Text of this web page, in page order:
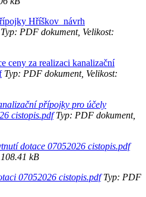
Hříškov_návrh
PDF dokument, Velikost:
ceny za realizaci kanalizační
Typ: PDF dokument, Velikost:
přípojky pro účely
cistopis.pdfTyp: PDF dokument,
dotace 07052026 cistopis.pdf
kB
07052026 cistopis.pdfTyp: PDF